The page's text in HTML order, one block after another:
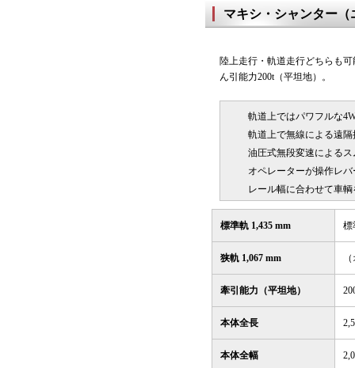
マキシ・シャンター（
陸上走行・軌道走行どちらも
ん引能力200t（平坦地）。
軌道上ではパワフルな
軌道上で無線による遠
油圧式無段変速による
オペレーターが操作レ
レール幅に合わせて車
標準軌 1,435 mm 標
狭軌 1,067 mm
牽引能力（平坦地）
本体全長
本体全幅